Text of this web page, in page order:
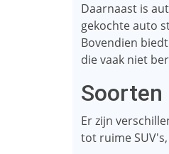
Daarnaast is
gekochte auto
Bovendien
die vaak niet
Er zijn
tot ruime